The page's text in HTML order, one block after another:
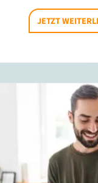
JETZT